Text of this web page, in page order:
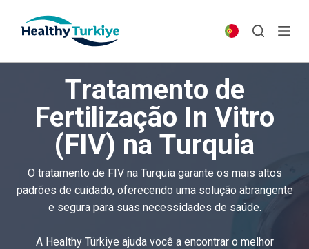
p
e
Tratamento de
Fertilização In Vitro
(FIV) na Turquia
O tratamento de FIV na Turquia garante os mais altos
padrões de cuidado, oferecendo uma solução abrangente
e segura para suas necessidades de saúde.
A Healthy Türkiye ajuda você a encontrar o melhor